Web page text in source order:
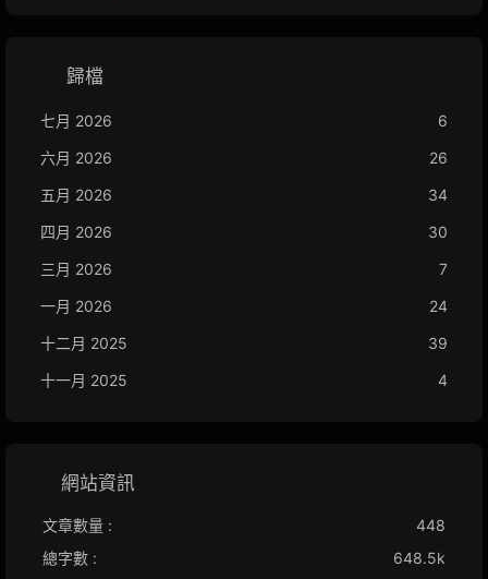
歸檔
七月 2026
6
六月 2026
26
五月 2026
34
四月 2026
30
三月 2026
7
一月 2026
24
十二月 2025
39
十一月 2025
4
網站資訊
文章數量 :
448
總字數 :
648.5k